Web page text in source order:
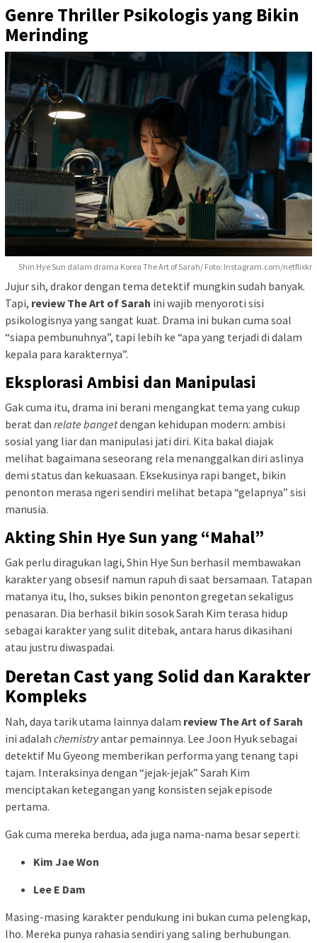
Genre Thriller Psikologis yang Bikin
Merinding
Shin Hye Sun dalam drama Korea The Art of Sarah/ Foto: Instagram.com/netflixkr
Jujur sih, drakor dengan tema detektif mungkin sudah banyak.
Tapi, review The Art of Sarah ini wajib menyoroti sisi
psikologisnya yang sangat kuat. Drama ini bukan cuma soal
“siapa pembunuhnya”, tapi lebih ke “apa yang terjadi di dalam
kepala para karakternya”.
Eksplorasi Ambisi dan Manipulasi
Gak cuma itu, drama ini berani mengangkat tema yang cukup
berat dan relate bangetdengan kehidupan modern: ambisi
sosial yang liar dan manipulasi jati diri. Kita bakal diajak
melihat bagaimana seseorang rela menanggalkan diri aslinya
demi status dan kekuasaan. Eksekusinya rapi banget, bikin
penonton merasa ngeri sendiri melihat betapa “gelapnya” sisi
manusia.
Akting Shin Hye Sun yang “Mahal”
Gak perlu diragukan lagi, Shin Hye Sun berhasil membawakan
karakter yang obsesif namun rapuh di saat bersamaan. Tatapan
matanya itu, lho, sukses bikin penonton gregetan sekaligus
penasaran. Dia berhasil bikin sosok Sarah Kim terasa hidup
sebagai karakter yang sulit ditebak, antara harus dikasihani
atau justru diwaspadai.
Deretan Cast yang Solid dan Karakter
Kompleks
Nah, daya tarik utama lainnya dalam review The Art of Sarah
ini adalah chemistryantar pemainnya. Lee Joon Hyuk sebagai
detektif Mu Gyeong memberikan performa yang tenang tapi
tajam. Interaksinya dengan “jejak-jejak” Sarah Kim
menciptakan ketegangan yang konsisten sejak episode
pertama.
Gak cuma mereka berdua, ada juga nama-nama besar seperti:
Kim Jae Won
Lee E Dam
Masing-masing karakter pendukung ini bukan cuma pelengkap,
lho. Mereka punya rahasia sendiri yang saling berhubungan.